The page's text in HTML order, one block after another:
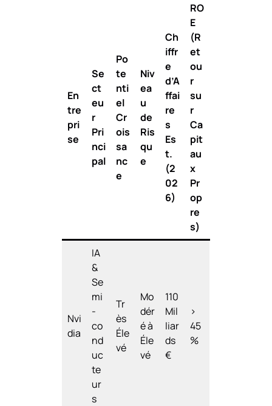
En
tre
pri
se
Se
ct
eu
r
Pri
nci
pal
Po
te
nti
el
Cr
ois
sa
nc
e
Niv
ea
u
de
Ris
qu
e
Ch
iffr
e
d’A
ffai
re
s
Es
t.
(2
02
6)
RO
E
(R
et
ou
r
su
r
Ca
pit
au
x
Pr
op
re
s)
Nvi
dia
IA
&
Se
mi
-
co
nd
uc
te
ur
s
Tr
ès
Éle
vé
Mo
dér
é à
Éle
vé
110
Mil
liar
ds
€
>
45
%